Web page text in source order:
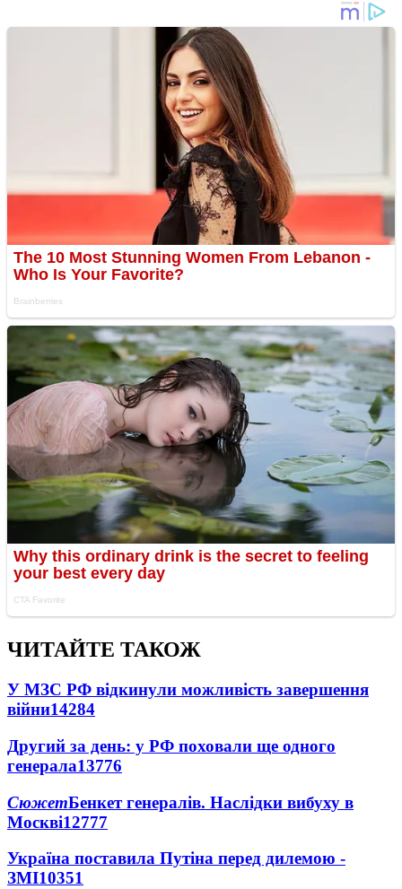
ЧИТАЙТЕ ТАКОЖ
У МЗС РФ відкинули можливість завершення
війни14284
Другий за день: у РФ поховали ще одного
генерала13776
СюжетБенкет генералів. Наслідки вибуху в
Москві12777
Україна поставила Путіна перед дилемою -
ЗМІ10351